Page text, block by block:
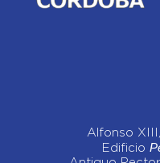
Alfonso
Edificio